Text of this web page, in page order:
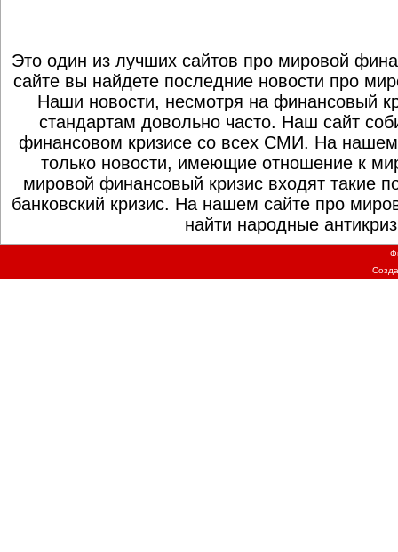
Это один из лучших сайтов про мировой
сайте вы найдете последние новости про
Наши новости, несмотря на финансовый
стандартам довольно часто. Наш сайт
финансовом кризисе со всех СМИ. На нашем
только новости, имеющие отношение к
мировой финансовый кризис входят такие
банковский кризис. На нашем сайте про
найти народные